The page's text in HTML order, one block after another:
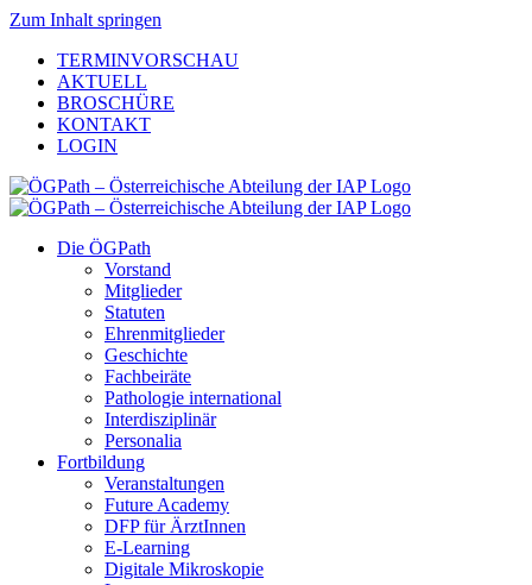
Zum Inhalt springen
TERMINVORSCHAU
AKTUELL
BROSCHÜRE
KONTAKT
LOGIN
Die ÖGPath
Vorstand
Mitglieder
Statuten
Ehrenmitglieder
Geschichte
Fachbeiräte
Pathologie international
Interdisziplinär
Personalia
Fortbildung
Veranstaltungen
Future Academy
DFP für ÄrztInnen
E-Learning
Digitale Mikroskopie